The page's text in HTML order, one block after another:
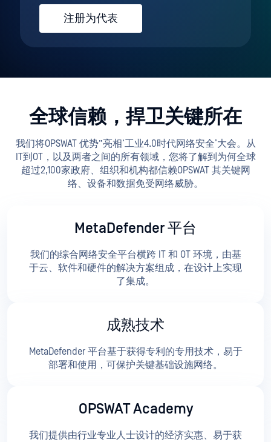
注册为代表
全球信赖，捍卫关键所在
我们将OPSWAT 优势”亮相‘工业4.0时代网络安全’大会。从
IT到OT，以及两者之间的所有领域，您将了解到为何全球
超过2,100家政府、组织和机构都信赖OPSWAT 其关键网
络、设备和数据免受网络威胁。
MetaDefender 平台
我们的综合网络安全平台横跨 IT 和 OT 环境，由基
于云、软件和硬件的解决方案组成，在设计上实现
了集成。
成熟技术
MetaDefender 平台基于获得专利的专用技术，易于
部署和使用，可保护关键基础设施网络。
OPSWAT Academy
我们提供由行业专业人士设计的经济实惠、易于获